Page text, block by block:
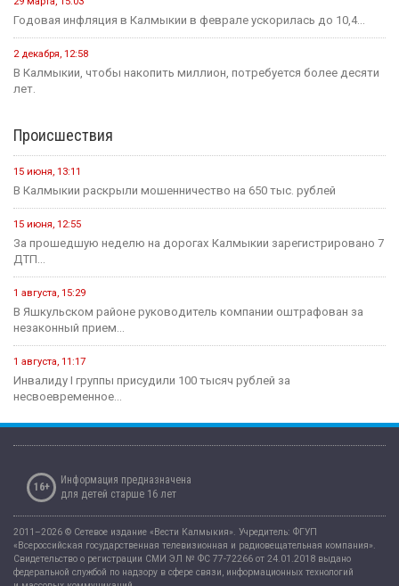
Годовая инфляция в Калмыкии в феврале ускорилась до 10,4...
2 декабря, 12:58
В Калмыкии, чтобы накопить миллион, потребуется более десяти
лет.
Происшествия
15 июня, 13:11
В Калмыкии раскрыли мошенничество на 650 тыс. рублей
15 июня, 12:55
За прошедшую неделю на дорогах Калмыкии зарегистрировано 7
ДТП...
1 августа, 15:29
В Яшкульском районе руководитель компании оштрафован за
незаконный прием...
1 августа, 11:17
Инвалиду I группы присудили 100 тысяч рублей за
несвоевременное...
16+
Информация предназначена
для детей старше 16 лет
2011–2026 © Сетевое издание «Вести Калмыкия». Учредитель: ФГУП
«Всероссийская государственная телевизионная и радиовещательная компания».
Свидетельство о регистрации СМИ ЭЛ № ФС 77-72266 от 24.01.2018 выдано
федеральной службой по надзору в сфере связи, информационных технологий